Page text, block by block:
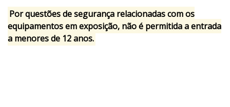
Por questões de segurança relacionadas com os
equipamentos em exposição, não é permitida a entrada
a menores de 12 anos.